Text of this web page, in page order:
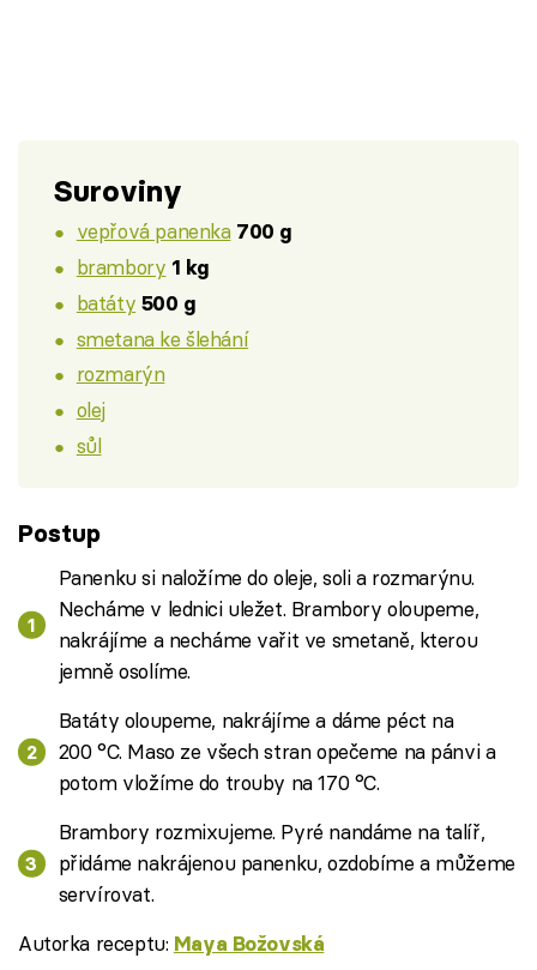
Suroviny
vepřová panenka 700 g
brambory 1 kg
batáty 500 g
smetana ke šlehání
rozmarýn
olej
sůl
Postup
Panenku si naložíme do oleje, soli a rozmarýnu.
Necháme v lednici uležet. Brambory oloupeme,
nakrájíme a necháme vařit ve smetaně, kterou
jemně osolíme.
Batáty oloupeme, nakrájíme a dáme péct na
200 °C. Maso ze všech stran opečeme na pánvi a
potom vložíme do trouby na 170 °C.
Brambory rozmixujeme. Pyré nandáme na talíř,
přidáme nakrájenou panenku, ozdobíme a můžeme
servírovat.
Autorka receptu: Maya Božovská